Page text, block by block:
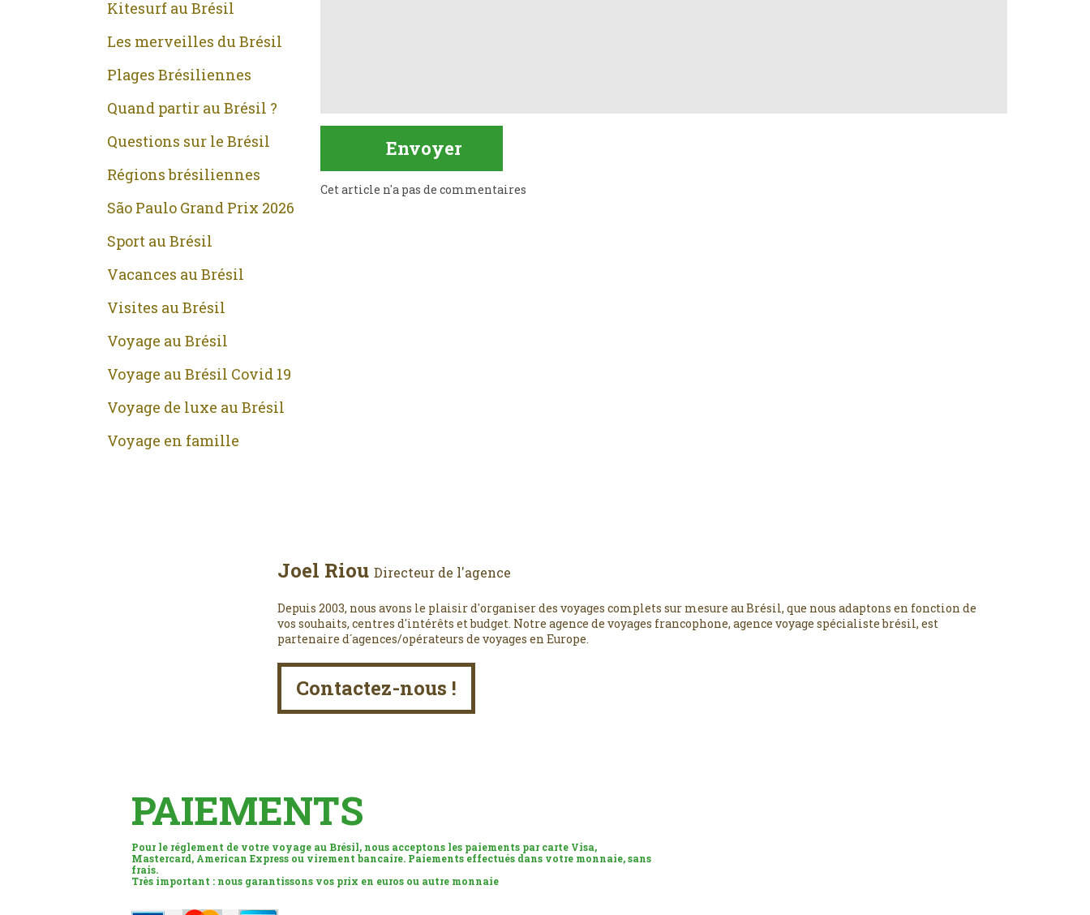
Kitesurf au Brésil
Les merveilles du Brésil
Plages Brésiliennes
Quand partir au Brésil ?
Questions sur le Brésil
Régions brésiliennes
São Paulo Grand Prix 2026
Sport au Brésil
Vacances au Brésil
Visites au Brésil
Voyage au Brésil
Voyage au Brésil Covid 19
Voyage de luxe au Brésil
Voyage en famille
Cet article n'a pas de commentaires
Joel Riou Directeur de l'agence
Depuis 2003, nous avons le plaisir d'organiser des voyages complets sur mesure au Brésil, que nous adaptons en fonction de
vos souhaits, centres d'intérêts et budget. Notre agence de voyages francophone, agence voyage spécialiste brésil, est
partenaire d´agences/opérateurs de voyages en Europe.
Contactez-nous !
PAIEMENTS
Pour le réglement de votre voyage au Brésil, nous acceptons les paiements par carte Visa,
Mastercard, American Express ou virement bancaire. Paiements effectués dans votre monnaie, sans
frais.
Très important : nous garantissons vos prix en euros ou autre monnaie